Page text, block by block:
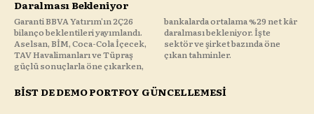
Daralması Bekleniyor
Garanti BBVA Yatırım'ın 2Ç26
bilanço beklentileri yayımlandı.
Aselsan, BİM, Coca-Cola İçecek,
TAV Havalimanları ve Tüpraş
güçlü sonuçlarla öne çıkarken,
bankalarda ortalama %29 net kâr
daralması bekleniyor. İşte
sektör ve şirket bazında öne
çıkan tahminler.
BİST DE DEMO PORTFOY GÜNCELLEMESİ